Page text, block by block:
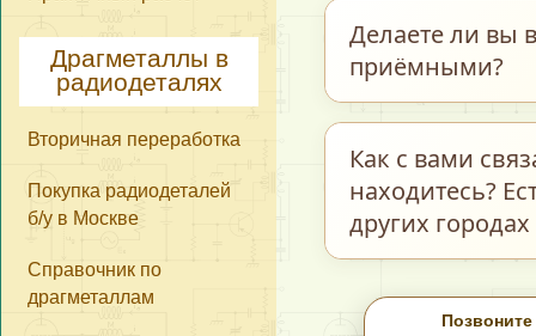
ограничений по
стоимости самих
Делаете ли вы
приёмными?
ненадлежащего
прочего
Как с вами
находитесь?
других
В разделе
Драгметаллы в
радиодеталях
Вторичная переработка
Покупка радиодеталей
б/у в Москве
Справочник по
драгметаллам